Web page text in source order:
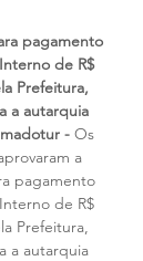
pagamento
de R$
Prefeitura,
a autarquia
- Os
a
pagamento
de R$
Prefeitura,
a autarquia